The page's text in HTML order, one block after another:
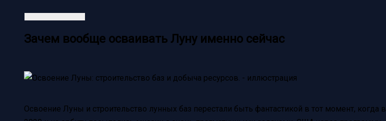
Зачем вообще осваивать Луну именно сейчас
Освоение Луны и строительство лунных баз перестали быть фантастикой в тот момент, когда в